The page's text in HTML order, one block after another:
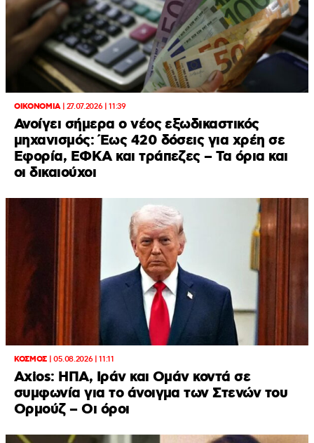
ΟΙΚΟΝΟΜΙΑ| 27.07.2026 | 11:39
Ανοίγει σήμερα ο νέος εξωδικαστικός
μηχανισμός: Έως 420 δόσεις για χρέη σε
Εφορία, ΕΦΚΑ και τράπεζες – Τα όρια και
οι δικαιούχοι
ΚΟΣΜΟΣ| 05.08.2026 | 11:11
Axios: ΗΠΑ, Ιράν και Ομάν κοντά σε
συμφωνία για το άνοιγμα των Στενών του
Ορμούζ – Οι όροι